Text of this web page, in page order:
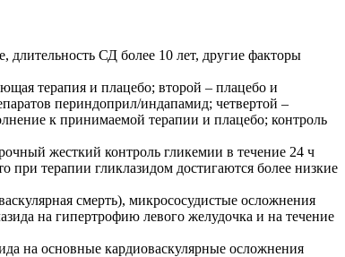
длительность СД более 10 лет, другие факторы
терапия и плацебо; второй – плацебо и
периндоприл/индапамид; четвертой –
к принимаемой терапии и плацебо; контроль
жесткий контроль гликемии в течение 24 ч
при терапии гликлазидом достигаются более низкие
смерть), микрососудистые осложнения
на гипертрофию левого желудочка и на течение
на основные кардиоваскулярные осложнения